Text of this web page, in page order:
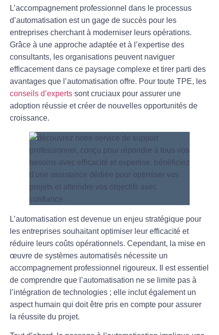
L’accompagnement professionnel dans le processus
d’automatisation est un gage de succès pour les
entreprises cherchant à moderniser leurs opérations.
Grâce à une approche adaptée et à l’expertise des
consultants, les organisations peuvent naviguer
efficacement dans ce paysage complexe et tirer parti des
avantages que l’automatisation offre. Pour toute TPE, les
conseils d’experts sont cruciaux pour assurer une
adoption réussie et créer de nouvelles opportunités de
croissance.
L’automatisation est devenue un enjeu stratégique pour
les entreprises souhaitant optimiser leur efficacité et
réduire leurs coûts opérationnels. Cependant, la mise en
œuvre de systèmes automatisés nécessite un
accompagnement professionnel rigoureux. Il est essentiel
de comprendre que l’automatisation ne se limite pas à
l’intégration de technologies ; elle inclut également un
aspect humain qui doit être pris en compte pour assurer
la réussite du projet.